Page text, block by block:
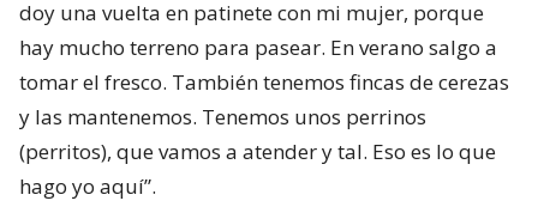
doy una vuelta en patinete con mi mujer, porque
hay mucho terreno para pasear. En verano salgo a
tomar el fresco. También tenemos fincas de cerezas
y las mantenemos. Tenemos unos perrinos
(perritos), que vamos a atender y tal. Eso es lo que
hago yo aquí”.